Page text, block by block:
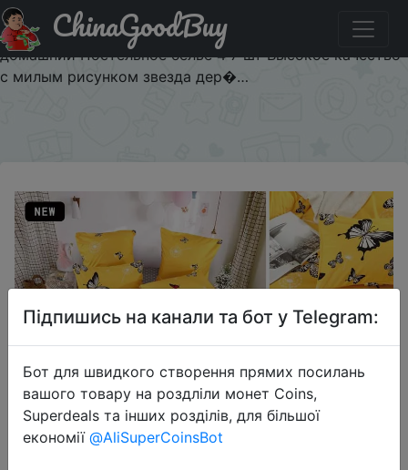
Придбати по знижці $2/2 Лидер продаж X
напечатанный однотонный Постельное белье s
домашний Постельное белье 4 7 шт Высокое качество
с милым рисунком звезда дер�…
ChinaGoodBuy
Підпишись на канали та бот у Telegram:
Бот для швидкого створення прямих посилань
вашого товару на роздліли монет Coins,
Superdeals та інших розділів, для більшої
економії @AliSuperCoinsBot